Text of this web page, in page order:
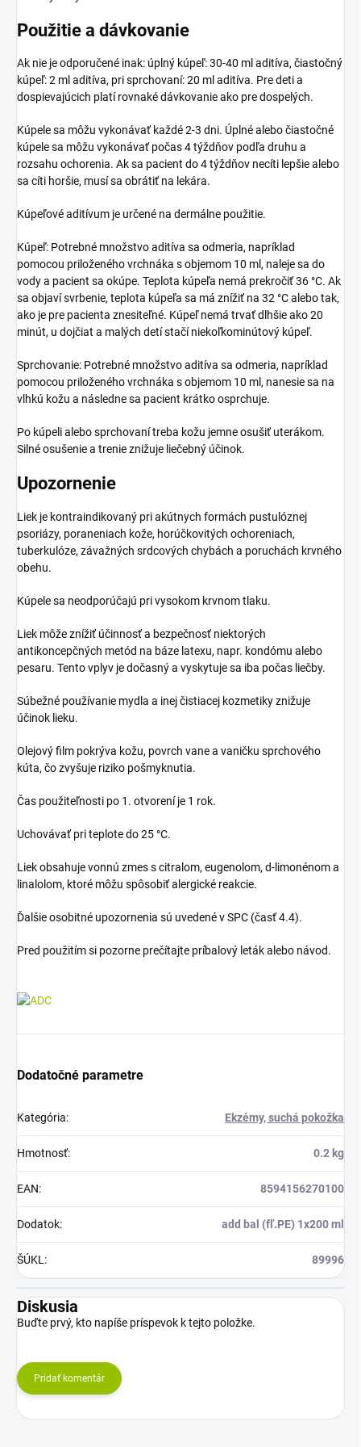
Použitie a dávkovanie
Ak nie je odporučené inak: úplný kúpeľ: 30-40 ml aditíva, čiastočný
kúpeľ: 2 ml aditíva, pri sprchovaní: 20 ml aditíva. Pre deti a
dospievajúcich platí rovnaké dávkovanie ako pre dospelých.
Kúpele sa môžu vykonávať každé 2-3 dni. Úplné alebo čiastočné
kúpele sa môžu vykonávať počas 4 týždňov podľa druhu a
rozsahu ochorenia. Ak sa pacient do 4 týždňov necíti lepšie alebo
sa cíti horšie, musí sa obrátiť na lekára.
Kúpeľové aditívum je určené na dermálne použitie.
Kúpeľ: Potrebné množstvo aditíva sa odmeria, napríklad
pomocou priloženého vrchnáka s objemom 10 ml, naleje sa do
vody a pacient sa okúpe. Teplota kúpeľa nemá prekročiť 36 °C. Ak
sa objaví svrbenie, teplota kúpeľa sa má znížiť na 32 °C alebo tak,
ako je pre pacienta znesiteľné. Kúpeľ nemá trvať dlhšie ako 20
minút, u dojčiat a malých detí stačí niekoľkominútový kúpeľ.
Sprchovanie: Potrebné množstvo aditíva sa odmeria, napríklad
pomocou priloženého vrchnáka s objemom 10 ml, nanesie sa na
vlhkú kožu a následne sa pacient krátko osprchuje.
Po kúpeli alebo sprchovaní treba kožu jemne osušiť uterákom.
Silné osušenie a trenie znižuje liečebný účinok.
Upozornenie
Liek je kontraindikovaný pri akútnych formách pustulóznej
psoriázy, poraneniach kože, horúčkovitých ochoreniach,
tuberkulóze, závažných srdcových chybách a poruchách krvného
obehu.
Kúpele sa neodporúčajú pri vysokom krvnom tlaku.
Liek môže znížiť účinnosť a bezpečnosť niektorých
antikoncepčných metód na báze latexu, napr. kondómu alebo
pesaru. Tento vplyv je dočasný a vyskytuje sa iba počas liečby.
Súbežné používanie mydla a inej čistiacej kozmetiky znižuje
účinok lieku.
Olejový film pokrýva kožu, povrch vane a vaničku sprchového
kúta, čo zvyšuje riziko pošmyknutia.
Čas použiteľnosti po 1. otvorení je 1 rok.
Uchovávať pri teplote do 25 °C.
Liek obsahuje vonnú zmes s citralom, eugenolom, d-limonénom a
linalolom, ktoré môžu spôsobiť alergické reakcie.
Ďalšie osobitné upozornenia sú uvedené v SPC (časť 4.4).
Pred použitím si pozorne prečítajte príbalový leták alebo návod.
Dodatočné parametre
Kategória: Ekzémy, suchá pokožka
Hmotnosť: 0.2 kg
EAN: 8594156270100
Dodatok: add bal (fľ.PE) 1x200 ml
ŠÚKL: 89996
Diskusia
Buďte prvý, kto napíše príspevok k tejto položke.
Pridať komentár